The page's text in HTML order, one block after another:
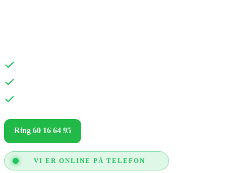
Ring 60 16 64 95
VI ER ONLINE PÅ TELEFON